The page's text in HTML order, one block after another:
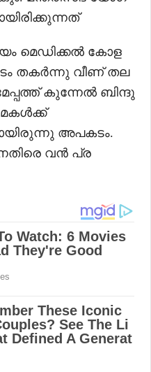
മെഡിക്കൽ കോള
തകർന്നു വീണ് തല
കുന്നേൽ ബിന്ദു
മകൾക്ക്
അപകടം.
വൻ പ്ര